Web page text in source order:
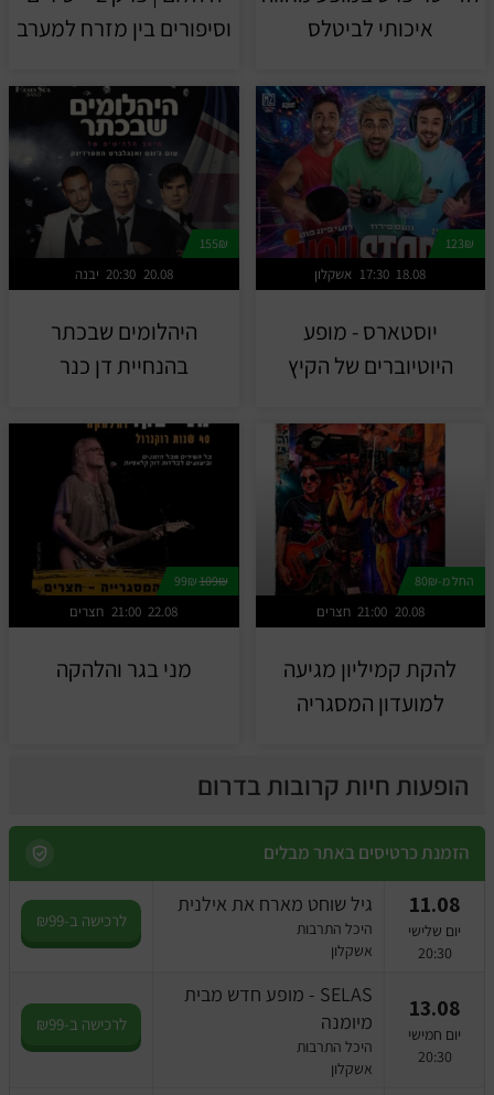
איכותי לביטלס
וסיפורים בין מזרח למערב
123₪
אשקלון 17:30 18.08
יוסטארס - מופע
היוטיוברים של הקיץ
155₪
יבנה 20:30 20.08
היהלומים שבכתר
בהנחיית דן כנר
החל מ-80₪
חצרים 21:00 20.08
להקת קמיליון מגיעה
למועדון המסגריה
109₪
99₪
חצרים 21:00 22.08
מני בגר והלהקה
הופעות חיות קרובות בדרום
הזמנת כרטיסים באתר מבלים
11.08
יום שלישי
20:30
גיל שוחט מארח את אילנית
היכל התרבות
אשקלון
לרכישה ב-₪99
13.08
יום חמישי
20:30
SELAS - מופע חדש מבית
מיומנה
היכל התרבות
אשקלון
לרכישה ב-₪99